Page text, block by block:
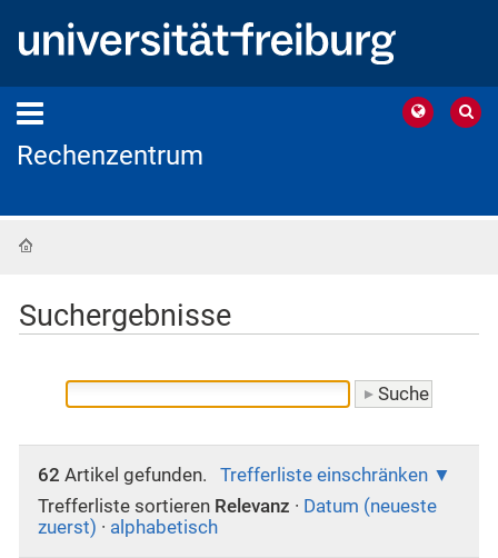
Rechenzentrum
Suchergebnisse
62 Artikel gefunden.
Trefferliste einschränken
Trefferliste sortieren Relevanz · Datum (neueste
zuerst) · alphabetisch